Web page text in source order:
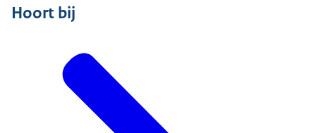
Hoort bij